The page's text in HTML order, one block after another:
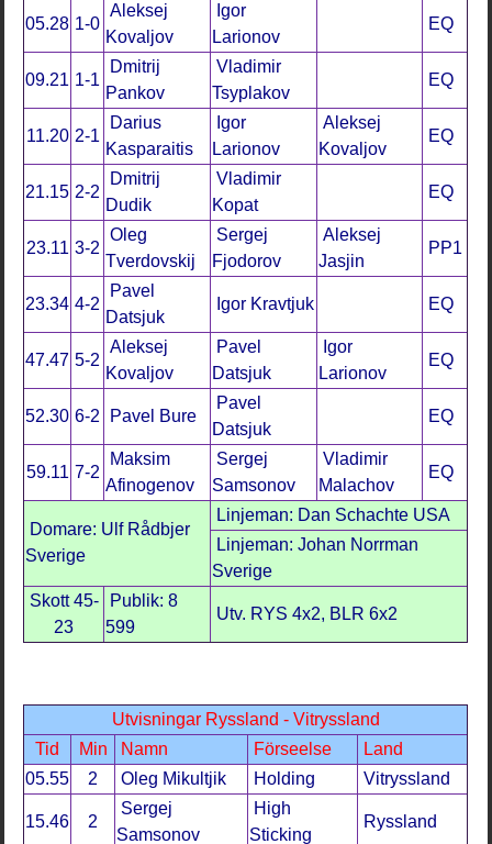
05.28 1-0
Aleksej
Kovaljov
Igor
Larionov
EQ
09.21 1-1
Dmitrij
Pankov
Vladimir
Tsyplakov
EQ
11.20 2-1
Darius
Kasparaitis
Igor
Larionov
Aleksej
Kovaljov
EQ
21.15 2-2
Dmitrij
Dudik
Vladimir
Kopat
EQ
23.11 3-2
Oleg
Tverdovskij
Sergej
Fjodorov
Aleksej
Jasjin
PP1
23.34 4-2
Pavel
Datsjuk
Igor Kravtjuk EQ
47.47 5-2
Aleksej
Kovaljov
Pavel
Datsjuk
Igor
Larionov
EQ
52.30 6-2 Pavel Bure
Pavel
Datsjuk
EQ
59.11 7-2
Maksim
Afinogenov
Sergej
Samsonov
Vladimir
Malachov
EQ
Domare: Ulf Rådbjer
Sverige
Linjeman: Dan Schachte USA
Linjeman: Johan Norrman
Sverige
Skott 45-
23
Publik: 8
599
Utv. RYS 4x2, BLR 6x2
Utvisningar Ryssland - Vitryssland
Tid
Min Namn Förseelse
Land
05.55
2 Oleg Mikultjik Holding Vitryssland
15.46 2
Sergej
Samsonov
High
Sticking
Ryssland